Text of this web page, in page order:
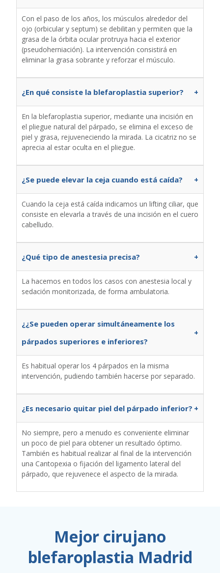
Con el paso de los años, los músculos alrededor del
ojo (orbicular y septum) se debilitan y permiten que la
grasa de la órbita ocular protruya hacia el exterior
(pseudoherniación). La intervención consistirá en
eliminar la grasa sobrante y reforzar el músculo.
¿En qué consiste la blefaroplastia superior? +
En la blefaroplastia superior, mediante una incisión en
el pliegue natural del párpado, se elimina el exceso de
piel y grasa, rejuveneciendo la mirada. La cicatriz no se
aprecia al estar oculta en el pliegue.
¿Se puede elevar la ceja cuando está caída? +
Cuando la ceja está caída indicamos un lifting ciliar, que
consiste en elevarla a través de una incisión en el cuero
cabelludo.
¿Qué tipo de anestesia precisa? +
La hacemos en todos los casos con anestesia local y
sedación monitorizada, de forma ambulatoria.
¿¿Se pueden operar simultáneamente los
párpados superiores e inferiores?
+
Es habitual operar los 4 párpados en la misma
intervención, pudiendo también hacerse por separado.
¿Es necesario quitar piel del párpado inferior? +
No siempre, pero a menudo es conveniente eliminar
un poco de piel para obtener un resultado óptimo.
También es habitual realizar al final de la intervención
una Cantopexia o fijación del ligamento lateral del
párpado, que rejuvenece el aspecto de la mirada.
Mejor cirujano
blefaroplastia Madrid